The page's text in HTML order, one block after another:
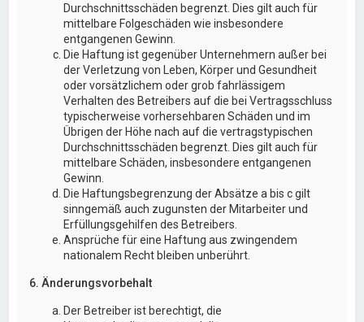
Durchschnittsschäden begrenzt. Dies gilt auch für
mittelbare Folgeschäden wie insbesondere
entgangenen Gewinn.
Die Haftung ist gegenüber Unternehmern außer bei
der Verletzung von Leben, Körper und Gesundheit
oder vorsätzlichem oder grob fahrlässigem
Verhalten des Betreibers auf die bei Vertragsschluss
typischerweise vorhersehbaren Schäden und im
Übrigen der Höhe nach auf die vertragstypischen
Durchschnittsschäden begrenzt. Dies gilt auch für
mittelbare Schäden, insbesondere entgangenen
Gewinn.
Die Haftungsbegrenzung der Absätze a bis c gilt
sinngemäß auch zugunsten der Mitarbeiter und
Erfüllungsgehilfen des Betreibers.
Ansprüche für eine Haftung aus zwingendem
nationalem Recht bleiben unberührt.
6. Änderungsvorbehalt
Der Betreiber ist berechtigt, die